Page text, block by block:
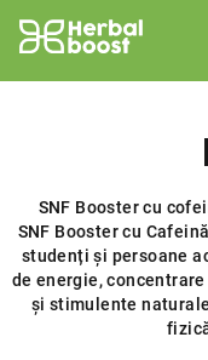
conținut
SNF Booster cu
SNF Booster cu
studenți și persoane
de energie,
și stimulente